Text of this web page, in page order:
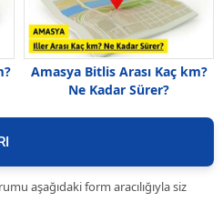
Amasya Bitlis Arası Kaç km?
Ne Kadar Sürer?
aşağıdaki form aracılığıyla siz